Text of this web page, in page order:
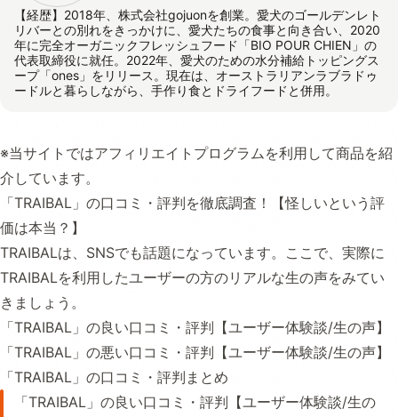
【経歴】2018年、株式会社gojuonを創業。愛犬のゴールデンレト
リバーとの別れをきっかけに、愛犬たちの食事と向き合い、2020
年に完全オーガニックフレッシュフード「BIO POUR CHIEN」の
代表取締役に就任。2022年、愛犬のための水分補給トッピングス
ープ「ones」をリリース。現在は、オーストラリアンラブラドゥ
ードルと暮らしながら、手作り食とドライフードと併用。
※当サイトではアフィリエイトプログラムを利用して商品を紹
介しています。
「TRAIBAL」の口コミ・評判を徹底調査！【怪しいという評
価は本当？】
TRAIBALは、SNSでも話題になっています。ここで、実際に
TRAIBALを利用したユーザーの方のリアルな生の声をみてい
きましょう。
「TRAIBAL」の良い口コミ・評判【ユーザー体験談/生の声】
「TRAIBAL」の悪い口コミ・評判【ユーザー体験談/生の声】
「TRAIBAL」の口コミ・評判まとめ
「TRAIBAL」の良い口コミ・評判【ユーザー体験談/生の